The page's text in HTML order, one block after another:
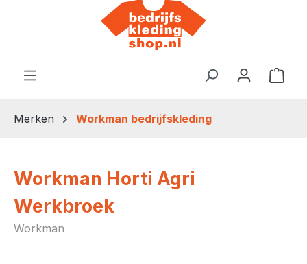
Merken Workman bedrijfskleding
Workman Horti Agri
Werkbroek
Workman